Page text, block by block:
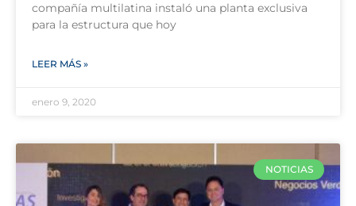
compañía multilatina instaló una planta exclusiva
para la estructura que hoy
LEER MÁS »
enero 9, 2020
NOTICIAS